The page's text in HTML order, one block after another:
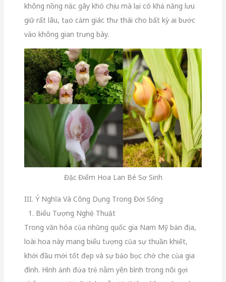
không nồng nặc gây khó chịu mà lại có khả năng lưu
giữ rất lâu, tạo cảm giác thư thái cho bất kỳ ai bước
vào không gian trưng bày.
Đặc Điểm Hoa Lan Bé Sơ Sinh
III. Ý Nghĩa Và Công Dụng Trong Đời Sống
1. Biểu Tượng Nghệ Thuật
Trong văn hóa của những quốc gia Nam Mỹ bản địa,
loài hoa này mang biểu tượng của sự thuần khiết,
khởi đầu mới tốt đẹp và sự bảo bọc chở che của gia
đình. Hình ảnh đứa trẻ nằm yên bình trong nôi gợi